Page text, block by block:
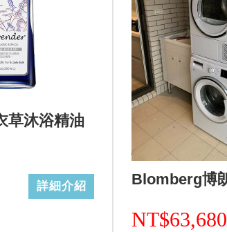
草沐浴精油
詳細介紹
NT$63,680